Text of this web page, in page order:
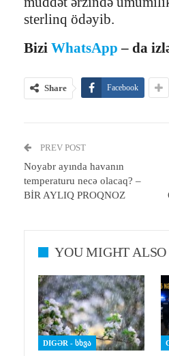
sterlinq ödəyib.
Bizi WhatsApp – da
Share Facebook
PREV POST
Noyabr ayında havanın
temperaturu necə olacaq? –
BİR AYLIQ PROQNOZ
YOU MIGHT
DIGƏR - ᲡᲮᲕᲐ